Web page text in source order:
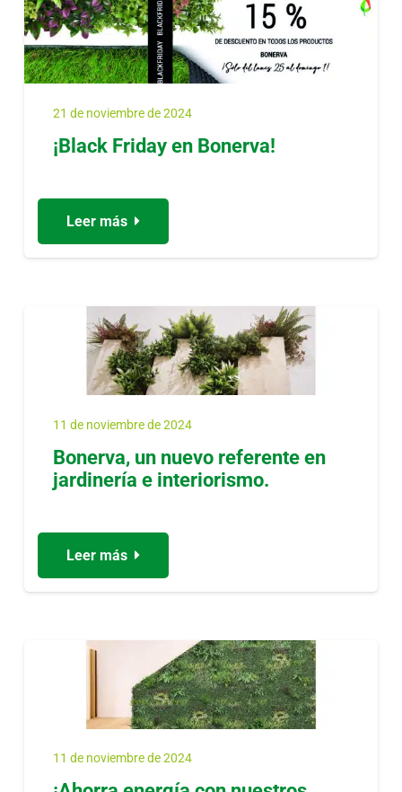
21 de noviembre de 2024
¡Black Friday en Bonerva!
Leer más
11 de noviembre de 2024
Bonerva, un nuevo referente en
jardinería e interiorismo.
Leer más
11 de noviembre de 2024